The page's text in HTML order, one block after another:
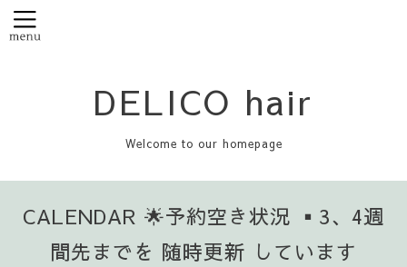
DELICO hair
Welcome to our homepage
CALENDAR 🌟予約空き状況 ▪️3、4週
間先までを 随時更新 しています